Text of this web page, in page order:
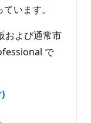
います。
および通常市
で